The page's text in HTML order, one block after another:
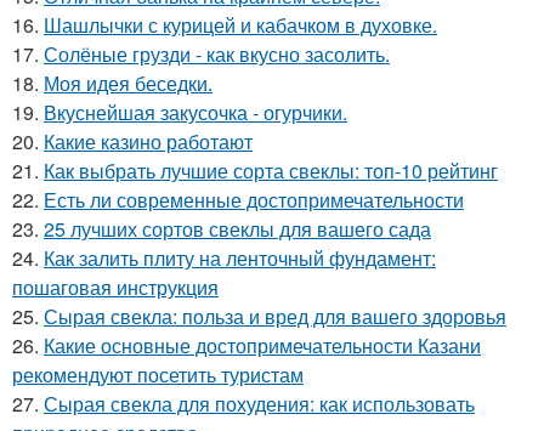
16. Шашлычки с курицей и кабачком в духовке.
17. Солёные грузди - как вкусно засолить.
18. Моя идея беседки.
19. Вкуснейшая закусочка - огурчики.
20. Какие казино работают
21. Как выбрать лучшие сорта свеклы: топ-10 рейтинг
22. Есть ли современные достопримечательности
23. 25 лучших сортов свеклы для вашего сада
24. Как залить плиту на ленточный фундамент:
пошаговая инструкция
25. Сырая свекла: польза и вред для вашего здоровья
26. Какие основные достопримечательности Казани
рекомендуют посетить туристам
27. Сырая свекла для похудения: как использовать